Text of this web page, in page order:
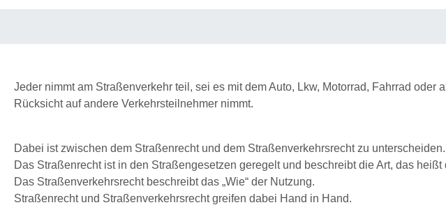
Jeder nimmt am Straßenverkehr teil, sei es mit dem Auto, Lkw, Motorrad, Fahrrad
Rücksicht auf andere Verkehrsteilnehmer nimmt.
Dabei ist zwischen dem Straßenrecht und dem Straßenverkehrsrecht zu unterscheiden.
Das Straßenrecht ist in den Straßengesetzen geregelt und beschreibt die Art, das heißt
Das Straßenverkehrsrecht beschreibt das „Wie“ der Nutzung.
Straßenrecht und Straßenverkehrsrecht greifen dabei Hand in Hand.